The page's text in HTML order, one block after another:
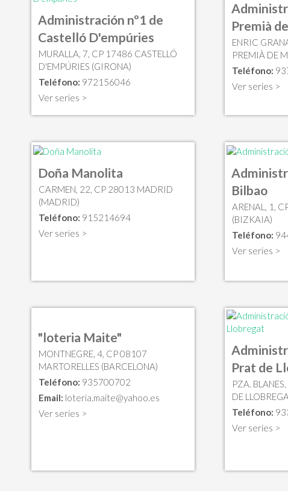
Administración nº1 de
Castelló D'empúries
MURALLA, 7, CP 17486 CASTELLÓ
D'EMPÚRIES (GIRONA)
Teléfono: 972156046
Ver series >
Premià
ENRIC
PREMIÀ DE
Teléfono:
Ver series >
Doña Manolita
CARMEN, 22, CP 28013 MADRID
(MADRID)
Teléfono: 915214694
Ver series >
Bilbao
ARENAL, 1,
(BIZKAIA)
Teléfono:
Ver series >
"loteria Maite"
MONTNEGRE, 4, CP 08107
MARTORELLES (BARCELONA)
Teléfono: 935700702
Email: loteria.maite@yahoo.es
Ver series >
Prat de
PZA.
DE
Teléfono:
Ver series >